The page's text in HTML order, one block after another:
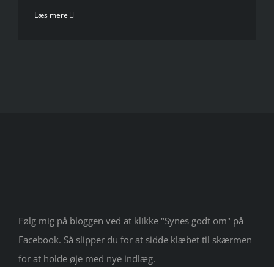
Læs mere
Følg mig på bloggen ved at klikke "Synes godt om" på
Facebook. Så slipper du for at sidde klæbet til skærmen
for at holde øje med nye indlæg.